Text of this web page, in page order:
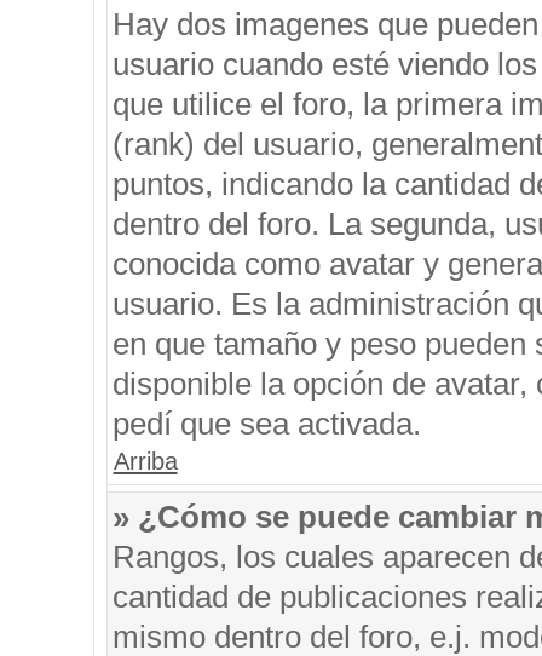
Hay dos imagenes que
usuario cuando esté viendo
que utilice el foro, la primera
(rank) del usuario,
puntos, indicando la cantidad
dentro del foro. La segunda,
conocida como avatar y
usuario. Es la administración
en que tamaño y peso
disponible la opción de
pedí que sea activada.
Arriba
» ¿Cómo se puede cambiar
Rangos, los cuales aparecen
cantidad de publicaciones
mismo dentro del foro, e.j.